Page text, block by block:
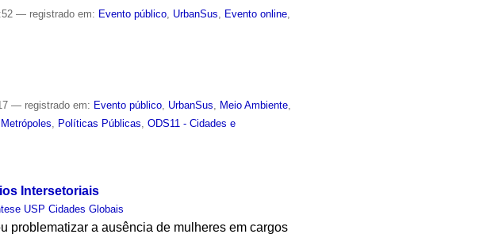
— registrado em: Evento público UrbanSus Evento online
— registrado em: Evento público, UrbanSus, Meio Ambiente,
Metrópoles, Políticas Públicas,ODS11 - Cidades e
Intersetoriais
USP Cidades Globais
problematizar a ausência de mulheres em cargos